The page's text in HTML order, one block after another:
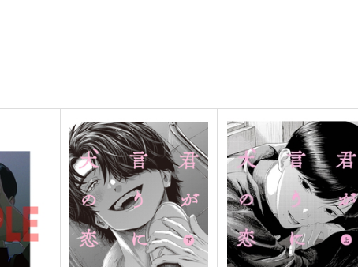
ポータ
カート
ナリムラアサクサ そのゴ
ナリムラ屋。
399円 （税込）
旅行・ルポ作品
サンプル カート
ナリムラアサクサ そのヨン
ナリムラ屋。
399円（税込）
旅行・ルポ作品
サンプル カート